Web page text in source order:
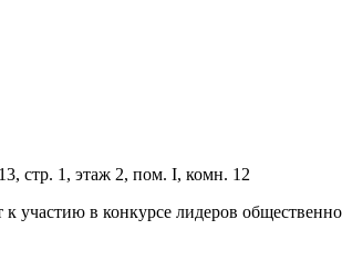
стр. 1, этаж 2, пом. I, комн. 12
участию в конкурсе лидеров